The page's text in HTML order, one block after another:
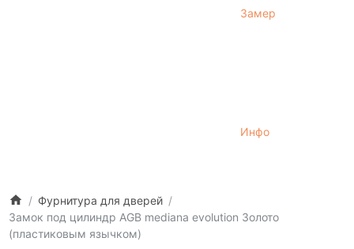
Замер
Инфо
Фурнитура для дверей
Замок под цилиндр AGB mediana evolution Золото
(пластиковым язычком)